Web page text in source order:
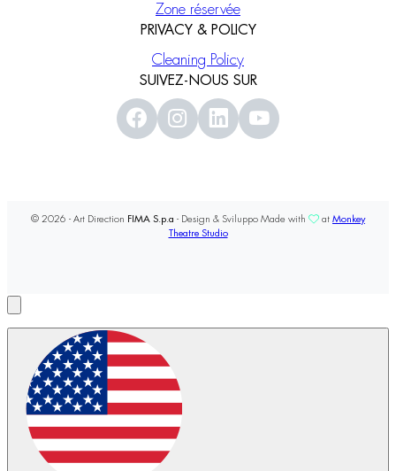
Zone réservée
PRIVACY & POLICY
Cleaning Policy
SUIVEZ-NOUS SUR
© 2026 - Art Direction FIMA S.p.a - Design & Sviluppo Made with at Monkey
Theatre Studio